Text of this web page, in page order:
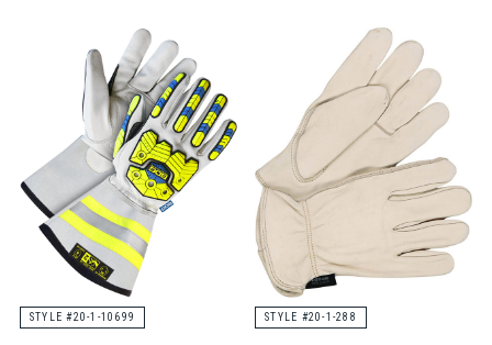
STYLE #20-1-10699 STYLE #20-1-288